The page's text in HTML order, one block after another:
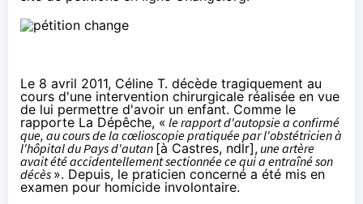
Le 8 avril 2011, Céline T. décède tragiquement au
cours d'une intervention chirurgicale réalisée en vue
de lui permettre d'avoir un enfant. Comme le
rapporte La Dépêche, « le rapport d'autopsie a confirmé
que, au cours de la cœlioscopie pratiquée par l'obstétricien à
l'hôpital du Pays d'autan [à Castres, ndlr], une artère
avait été accidentellement sectionnée ce qui a entraîné son
décès ». Depuis, le praticien concerné a été mis en
examen pour homicide involontaire.